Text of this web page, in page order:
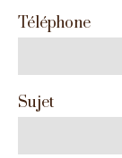
Téléphone
Sujet